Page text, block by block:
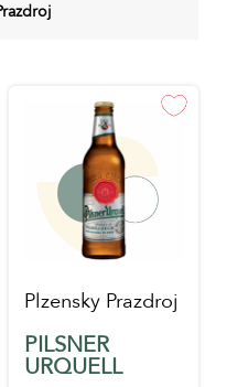
Plzensky Prazdroj
PILSNER
URQUELL